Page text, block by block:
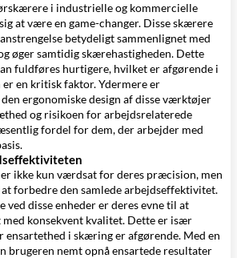
i industrielle og kommercielle
at være en game-changer. Disse skærere
betydeligt sammenlignet med
øger samtidig skærehastigheden. Dette
fuldføres hurtigere, hvilket er afgørende i
en kritisk faktor. Ydermere er
ergonomiske design af disse værktøjer
og risikoen for arbejdsrelaterede
fordel for dem, der arbejder med
ikke kun værdsat for deres præcision, men
forbedre den samlede arbejdseffektivitet.
ved disse enheder er deres evne til at
med konsekvent kvalitet. Dette er især
i skæring er afgørende. Med en
brugeren nemt opnå ensartede resultater